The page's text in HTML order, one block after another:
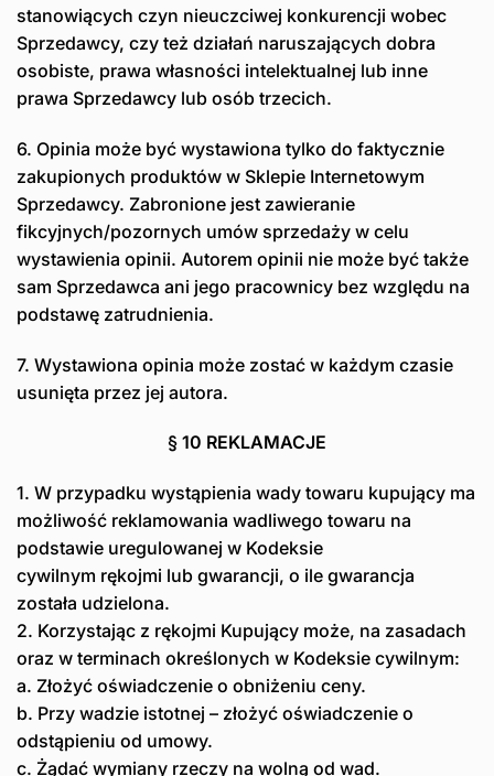
stanowiących czyn nieuczciwej konkurencji wobec
Sprzedawcy, czy też działań naruszających dobra
osobiste, prawa własności intelektualnej lub inne
prawa Sprzedawcy lub osób trzecich.
6. Opinia może być wystawiona tylko do faktycznie
zakupionych produktów w Sklepie Internetowym
Sprzedawcy. Zabronione jest zawieranie
fikcyjnych/pozornych umów sprzedaży w celu
wystawienia opinii. Autorem opinii nie może być także
sam Sprzedawca ani jego pracownicy bez względu na
podstawę zatrudnienia.
7. Wystawiona opinia może zostać w każdym czasie
usunięta przez jej autora.
§ 10 REKLAMACJE
1. W przypadku wystąpienia wady towaru kupujący ma
możliwość reklamowania wadliwego towaru na
podstawie uregulowanej w Kodeksie
cywilnym rękojmi lub gwarancji, o ile gwarancja
została udzielona.
2. Korzystając z rękojmi Kupujący może, na zasadach
oraz w terminach określonych w Kodeksie cywilnym:
a. Złożyć oświadczenie o obniżeniu ceny.
b. Przy wadzie istotnej – złożyć oświadczenie o
odstąpieniu od umowy.
c. Żądać wymiany rzeczy na wolną od wad.